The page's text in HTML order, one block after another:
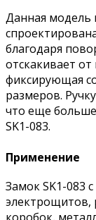
Данная
благодаря
отскакивает
фиксирующая
размеров.
что еще
SK1-083.
Применение
Замок SK1-083
электрощитов,